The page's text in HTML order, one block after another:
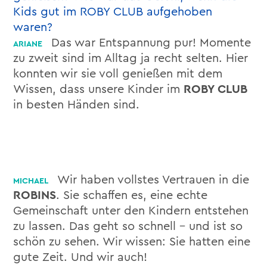
Kids gut im ROBY CLUB aufgehoben
waren?
Das war Entspannung pur! Momente
zu zweit sind im Alltag ja recht selten. Hier
konnten wir sie voll genießen mit dem
Wissen, dass unsere Kinder im ROBY CLUB
in besten Händen sind.
Wir haben vollstes Vertrauen in die
ROBINS. Sie schaffen es, eine echte
Gemeinschaft unter den Kindern entstehen
zu lassen. Das geht so schnell – und ist so
schön zu sehen. Wir wissen: Sie hatten eine
gute Zeit. Und wir auch!